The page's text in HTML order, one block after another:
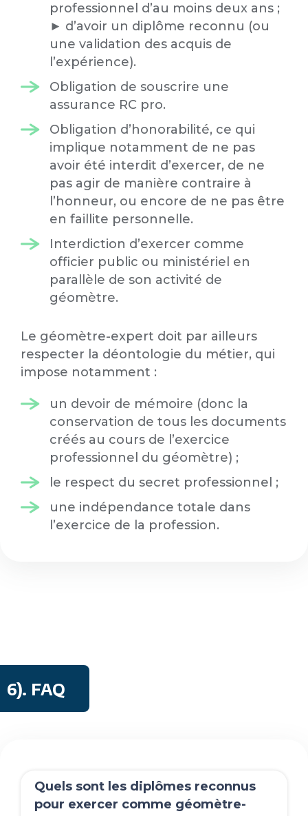
professionnel d’au moins deux ans ;
► d’avoir un diplôme reconnu (ou
une validation des acquis de
l’expérience).
Obligation de souscrire une
assurance RC pro.
Obligation d’honorabilité, ce qui
implique notamment de ne pas
avoir été interdit d’exercer, de ne
pas agir de manière contraire à
l’honneur, ou encore de ne pas être
en faillite personnelle.
Interdiction d’exercer comme
officier public ou ministériel en
parallèle de son activité de
géomètre.
Le géomètre-expert doit par ailleurs
respecter la déontologie du métier, qui
impose notamment :
un devoir de mémoire (donc la
conservation de tous les documents
créés au cours de l’exercice
professionnel du géomètre) ;
le respect du secret professionnel ;
une indépendance totale dans
l’exercice de la profession.
6). FAQ
Quels sont les diplômes reconnus
pour exercer comme géomètre-